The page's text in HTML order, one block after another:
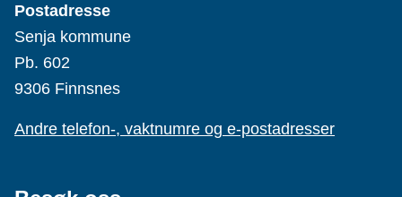
Postadresse
Senja kommune
Pb. 602
9306 Finnsnes
Andre telefon-, vaktnumre og e-postadresser